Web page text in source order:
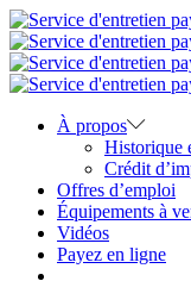
À propos
Historique
Crédit
Offres d’emploi
Équipements à
Vidéos
Payez en ligne